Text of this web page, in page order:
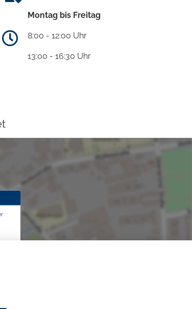
Montag bis Freitag
8:00 - 12:00 Uhr
13:00 - 16:30 Uhr